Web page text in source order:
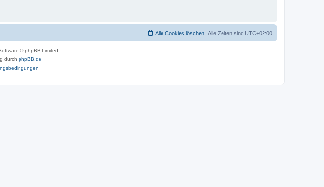
Alle Zeiten sind UTC+02:00
Alle Cookies löschen
© phpBB Limited
durch phpBB.de